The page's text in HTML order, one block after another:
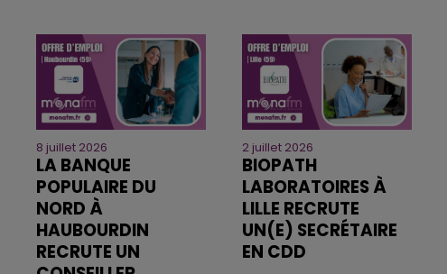
8 juillet 2026
LA BANQUE
POPULAIRE DU
NORD À
HAUBOURDIN
RECRUTE UN
2 juillet 2026
BIOPATH
LABORATOIRES À
LILLE RECRUTE
UN(E) SECRÉTAIRE
EN CDD